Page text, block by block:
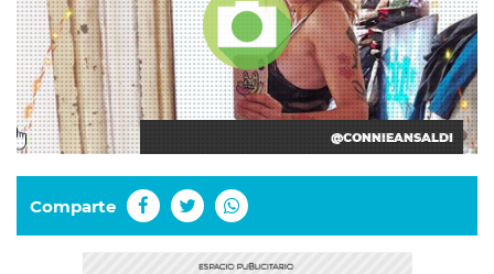
@CONNIEANSALDI
Comparte